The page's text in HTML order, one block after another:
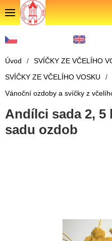
Úvod / SVÍČKY ZE VČELÍHO
SVÍČKY ZE VČELÍHO VOSKU
/
Vánoční ozdoby a svíčky z
Andílci sada 2, 5
sadu ozdob